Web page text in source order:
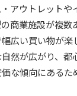
アウトレットや
商業施設が複数
広い買い物が楽
然が広がり、都
な傾向にある